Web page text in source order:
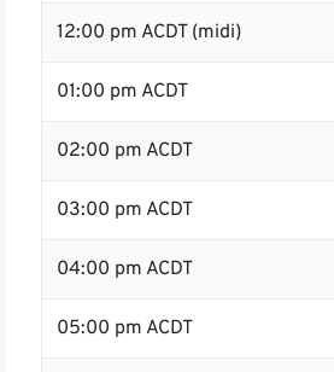
12:00 pm ACDT (midi)
01:00 pm ACDT
02:00 pm ACDT
03:00 pm ACDT
04:00 pm ACDT
05:00 pm ACDT